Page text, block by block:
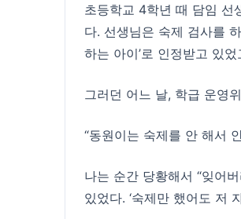
초등학교 4학년 때 담임 선
다. 선생님은 숙제 검사를
하는 아이’로 인정받고 있
그러던 어느 날, 학급 운영
“동원이는 숙제를 안 해서
나는 순간 당황해서 “잊어
있었다. ‘숙제만 했어도 저